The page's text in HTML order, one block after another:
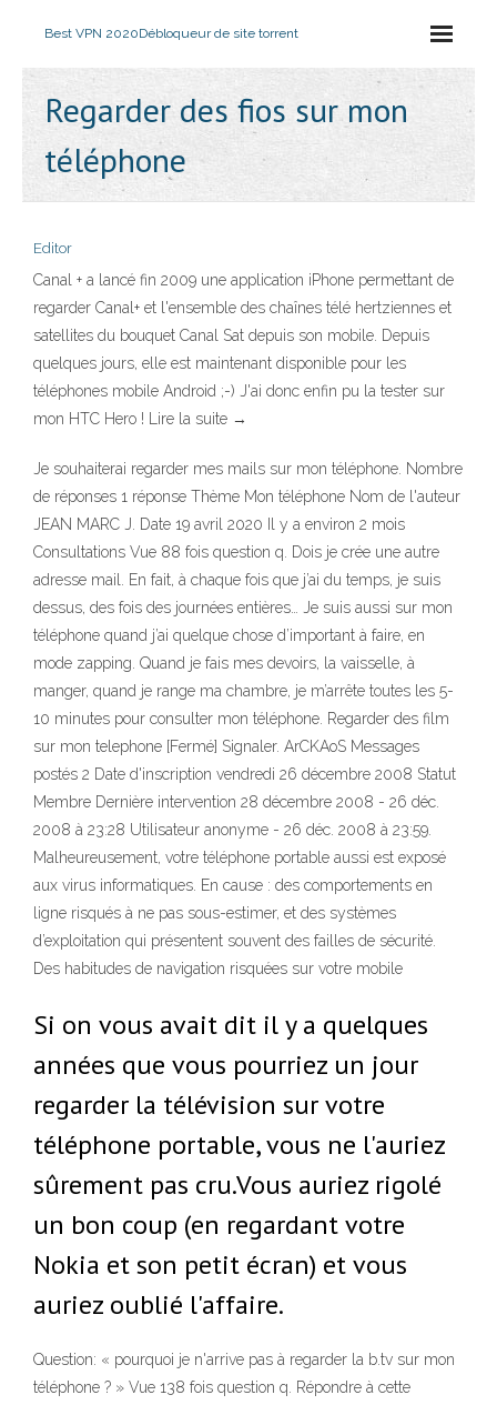
Best VPN 2020Débloqueur de site torrent
Regarder des fios sur mon
téléphone
Editor
Canal + a lancé fin 2009 une application iPhone permettant de
regarder Canal+ et l'ensemble des chaînes télé hertziennes et
satellites du bouquet Canal Sat depuis son mobile. Depuis
quelques jours, elle est maintenant disponible pour les
téléphones mobile Android ;-) J'ai donc enfin pu la tester sur
mon HTC Hero ! Lire la suite →
Je souhaiterai regarder mes mails sur mon téléphone. Nombre
de réponses 1 réponse Thème Mon téléphone Nom de l'auteur
JEAN MARC J. Date 19 avril 2020 Il y a environ 2 mois
Consultations Vue 88 fois question q. Dois je crée une autre
adresse mail. En fait, à chaque fois que j’ai du temps, je suis
dessus, des fois des journées entières… Je suis aussi sur mon
téléphone quand j’ai quelque chose d’important à faire, en
mode zapping. Quand je fais mes devoirs, la vaisselle, à
manger, quand je range ma chambre, je m’arrête toutes les 5-
10 minutes pour consulter mon téléphone. Regarder des film
sur mon telephone [Fermé] Signaler. ArCKAoS Messages
postés 2 Date d'inscription vendredi 26 décembre 2008 Statut
Membre Dernière intervention 28 décembre 2008 - 26 déc.
2008 à 23:28 Utilisateur anonyme - 26 déc. 2008 à 23:59.
Malheureusement, votre téléphone portable aussi est exposé
aux virus informatiques. En cause : des comportements en
ligne risqués à ne pas sous-estimer, et des systèmes
d’exploitation qui présentent souvent des failles de sécurité.
Des habitudes de navigation risquées sur votre mobile
Si on vous avait dit il y a quelques
années que vous pourriez un jour
regarder la télévision sur votre
téléphone portable, vous ne l'auriez
sûrement pas cru.Vous auriez rigolé
un bon coup (en regardant votre
Nokia et son petit écran) et vous
auriez oublié l'affaire.
Question: « pourquoi je n'arrive pas à regarder la b.tv sur mon
téléphone ? » Vue 138 fois question q. Répondre à cette